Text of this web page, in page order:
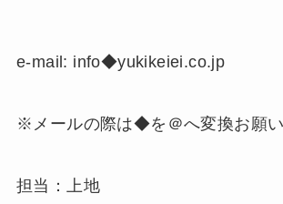
e-mail: info◆yukikeiei.co.jp
※メールの際は◆を＠へ変換お願い
担当：上地